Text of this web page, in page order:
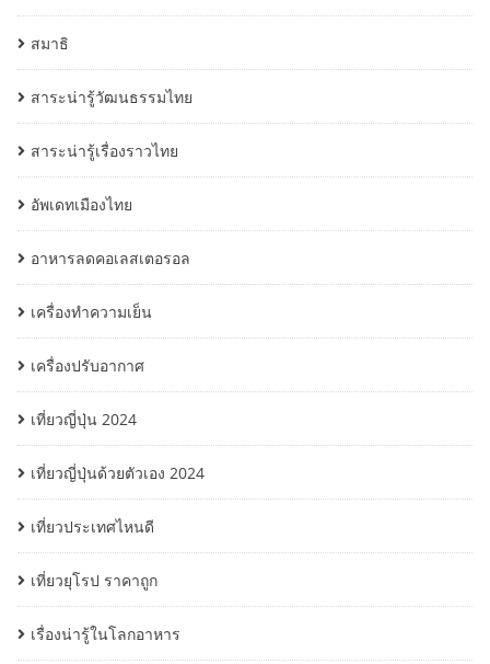
สมาธิ
สาระน่ารู้วัฒนธรรมไทย
สาระน่ารู้เรื่องราวไทย
อัพเดทเมืองไทย
อาหารลดคอเลสเตอรอล
เครื่องทำความเย็น
เครื่องปรับอากาศ
เที่ยวญี่ปุ่น 2024
เที่ยวญี่ปุ่นด้วยตัวเอง 2024
เที่ยวประเทศไหนดี
เที่ยวยุโรป ราคาถูก
เรื่องน่ารู้ในโลกอาหาร